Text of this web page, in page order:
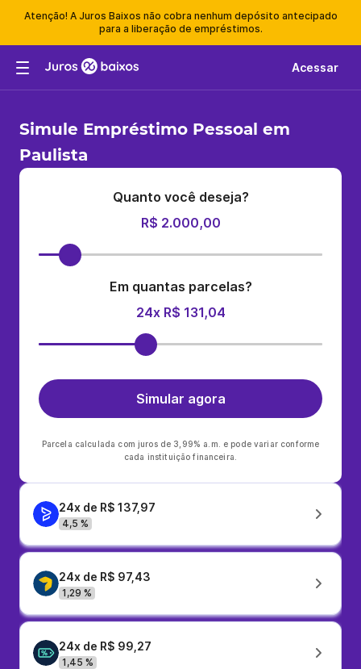
Atenção! A Juros Baixos não cobra nenhum depósito antecipado
para a liberação de empréstimos.
Acessar
Simule Empréstimo Pessoal em
Paulista
Quanto você deseja?
R$ 2.000,00
Em quantas parcelas?
24x R$ 131,04
Simular agora
Parcela calculada com juros de 3,99% a.m. e pode variar conforme
cada instituição financeira.
24x de R$ 137,97
4,5 %
24x de R$ 97,43
1,29 %
24x de R$ 99,27
1,45 %